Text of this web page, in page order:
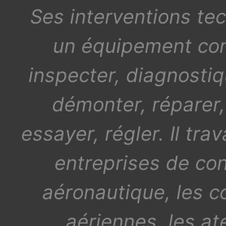
Ses interventions
un équipement
inspecter,
démonter,
essayer, régler. Il
entreprises de
aéronautique, les